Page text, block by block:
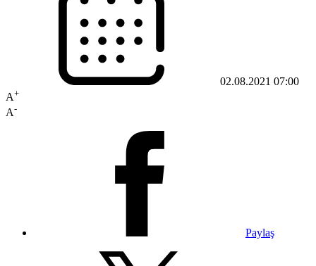
02.08.2021 07:00
A+
A-
Paylaş